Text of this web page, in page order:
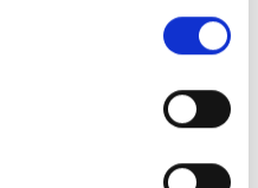
orientada a concretar,
puedan tener un impacto real.